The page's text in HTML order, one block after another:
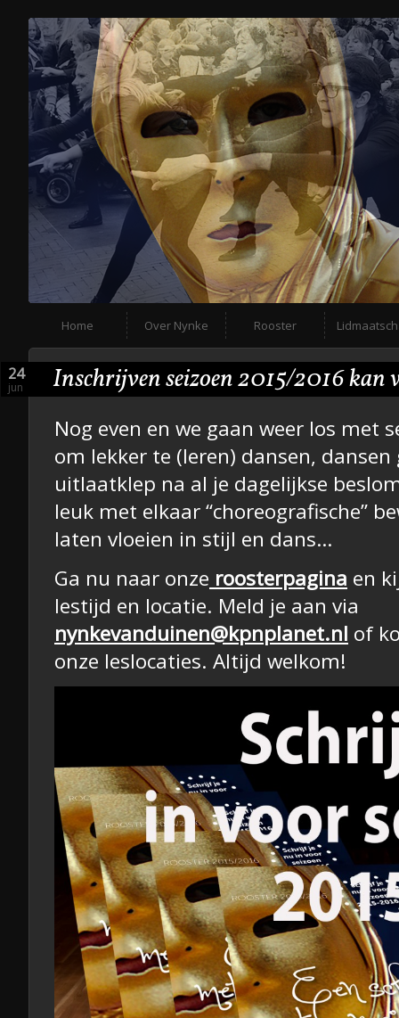
Home Over Nynke Rooster
24
jun Inschrijven seizoen 2015/2016 kan
Nog even en we gaan weer los met
om lekker te (leren) dansen,
uitlaatklep na al je dagelijkse
leuk met elkaar “choreografische”
laten vloeien in stijl en dans…
Ga nu naar onze roosterpagina en
lestijd en locatie. Meld je aan via
nynkevanduinen@kpnplanet.nl of
onze leslocaties. Altijd welkom!